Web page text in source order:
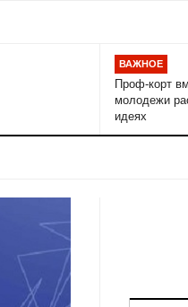
ВАЖНОЕ
Проф-корт
молодежи
идеях